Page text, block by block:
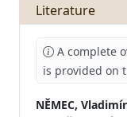
Literature
A complete
is provided on
NĚMEC,